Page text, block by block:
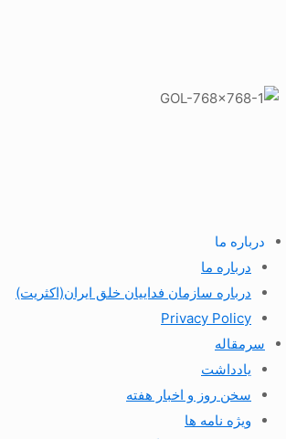
درباره ما
درباره ما
درباره سازمان فداییان خلق ایران(اکثریت)
Privacy Policy
سرمقاله
یادداشت
سخن روز و اخبار هفته
ویژه نامه ها